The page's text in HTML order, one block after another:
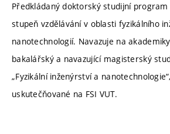
Předkládaný doktorský studijní
stupeň vzdělávání v oblasti fyzikálního
nanotechnologií. Navazuje na
bakalářský a navazující magisterský
„Fyzikální inženýrství a
uskutečňované na FSI VUT.